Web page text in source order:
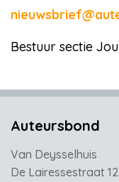
Bestuur sectie
Auteursbond
Van Deysselhuis
De Lairessestraat